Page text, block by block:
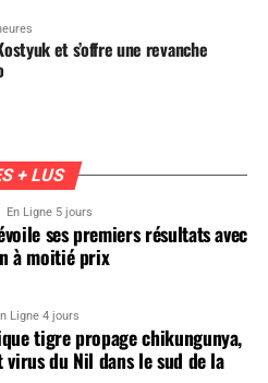
et s’offre une revanche
+ LUS
En Ligne 5 jours
ses premiers résultats avec
à moitié prix
Ligne 4 jours
tigre propage chikungunya,
virus du Nil dans le sud de la